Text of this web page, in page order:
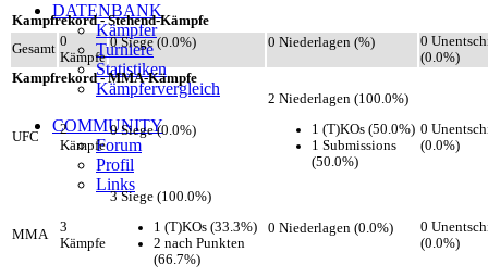
DATENBANK
Kämpfer
Turniere
Statistiken
Kämpfervergleich
COMMUNITY
Forum
Profil
Links
Kampfrekord - Stehend-Kämpfe
Gesamt 0
Kämpfe
0 Siege (0.0%) 0 Niederlagen (%)
0
(0.0%)
Kampfrekord - MMA-Kämpfe
UFC
2
Kämpfe
0 Siege (0.0%)
2 Niederlagen (100.0%)
1 (T)KOs (50.0%)
1 Submissions
(50.0%)
0
(0.0%)
MMA
3
Kämpfe
3 Siege (100.0%)
1 (T)KOs (33.3%)
2 nach Punkten
(66.7%)
0 Niederlagen (0.0%)
0
(0.0%)